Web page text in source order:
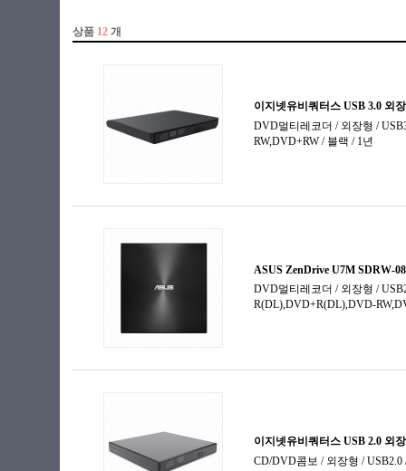
ODD 케이스
공미디어 (블루레이)
미디어 보관함
블루레이콤보